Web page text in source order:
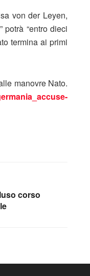
von der Leyen,
potrà “entro dieci
termina ai primi
manovre Nato.
corso